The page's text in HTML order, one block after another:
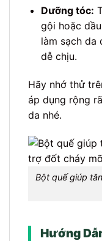
Dưỡng tóc:
gội hoặc
làm sạch da
dễ chịu.
Hãy nhớ thử
áp dụng rộng
da nhé.
Bột quế giúp
Hướng